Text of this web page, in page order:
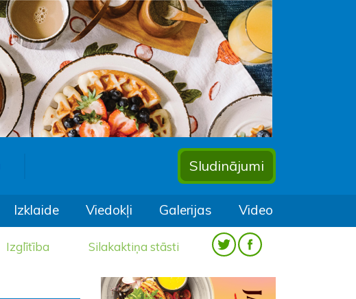
Sludinājumi
Izklaide Viedokļi Galerijas Video
Izglītība Silakaktiņa stāsti